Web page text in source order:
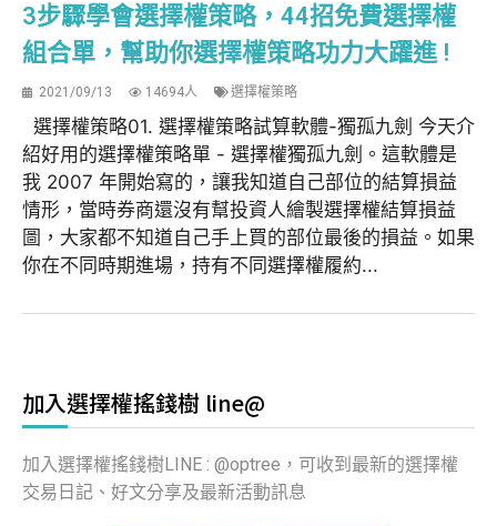
3步驟學會選擇權策略，44招免費選擇權
組合單，幫助你選擇權策略功力大躍進 !
2021/09/13 14694人 選擇權策略
選擇權策略01. 選擇權策略試算軟體-獨孤九劍 今天介
紹好用的選擇權策略單 - 選擇權獨孤九劍。這軟體是
我 2007 年開始寫的，讓我知道自己部位的結算損益
情形，當時券商還沒有幫投資人繪製選擇權結算損益
圖，大家都不知道自己手上買的部位最後的損益。如果
你在不同時期進場，持有不同選擇權履約...
加入選擇權搖錢樹 line@
加入選擇權搖錢樹LINE : @optree，可收到最新的選擇權
交易日記、好文分享及最新活動訊息